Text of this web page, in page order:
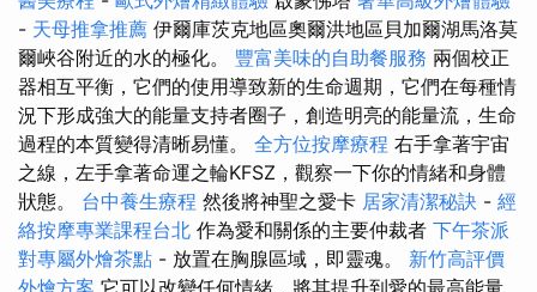
- 天母推拿推薦 伊爾庫茨克地區奧爾洪地區貝加爾湖馬洛莫
爾峽谷附近的水的極化。 豐富美味的自助餐服務 兩個校正
器相互平衡，它們的使用導致新的生命週期，它們在每種情
況下形成強大的能量支持者圈子，創造明亮的能量流，生命
過程的本質變得清晰易懂。 全方位按摩療程 右手拿著宇宙
之線，左手拿著命運之輪KFSZ，觀察一下你的情緒和身體
狀態。 台中養生療程 然後將神聖之愛卡 居家清潔秘訣 - 經
絡按摩專業課程台北 作為愛和關係的主要仲裁者 下午茶派
對專屬外燴茶點 - 放置在胸腺區域，即靈魂。 新竹高評價
外燴方案 它可以改變任何情緒，將其提升到愛的最高能量